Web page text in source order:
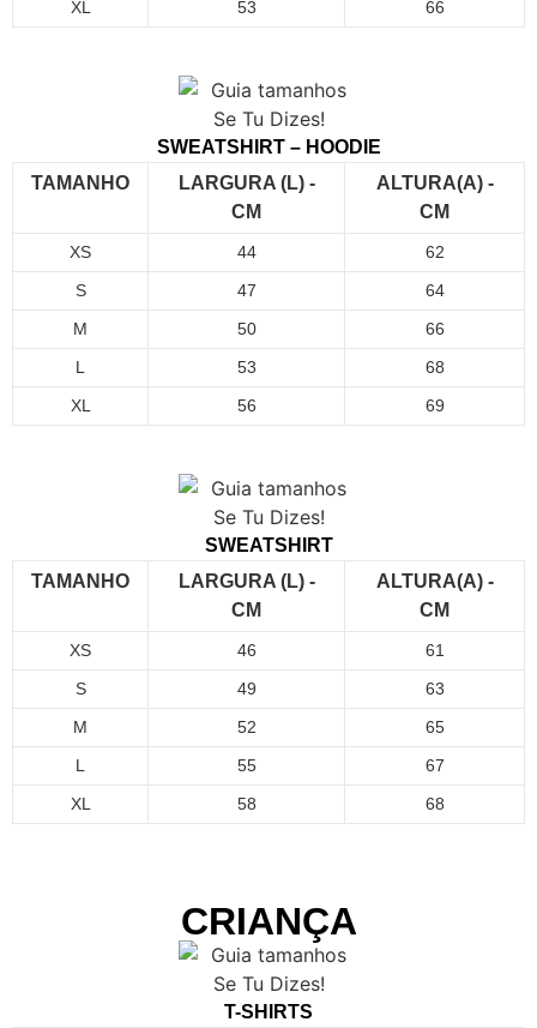
XL 53 66
SWEATSHIRT – HOODIE
TAMANHO
LARGURA (L) -
CM
ALTURA(A) -
CM
XS 44
62
S
47
64
M
50
66
L
53
68
XL
56 69
SWEATSHIRT
TAMANHO
LARGURA (L) -
CM
ALTURA(A) -
CM
XS 46
61
S
49
63
M
52
65
L
55
67
XL
58 68
CRIANÇA
T-SHIRTS